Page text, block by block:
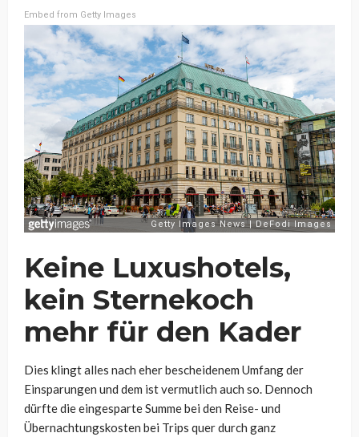
Embed from Getty Images
Keine Luxushotels,
kein Sternekoch
mehr für den Kader
Dies klingt alles nach eher bescheidenem Umfang der
Einsparungen und dem ist vermutlich auch so. Dennoch
dürfte die eingesparte Summe bei den Reise- und
Übernachtungskosten bei Trips quer durch ganz